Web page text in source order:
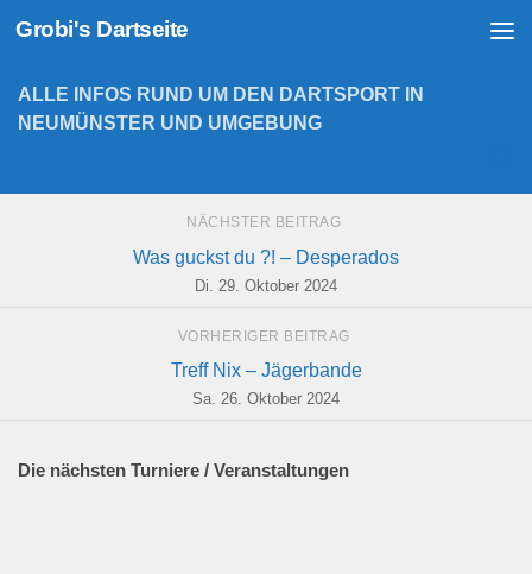
Zum Inhalt springen
Grobi's Dartseite
ALLE INFOS RUND UM DEN DARTSPORT IN
NEUMÜNSTER UND UMGEBUNG
NÄCHSTER BEITRAG
Was guckst du ?! – Desperados
Di. 29. Oktober 2024
VORHERIGER BEITRAG
Treff Nix – Jägerbande
Sa. 26. Oktober 2024
Die nächsten Turniere / Veranstaltungen